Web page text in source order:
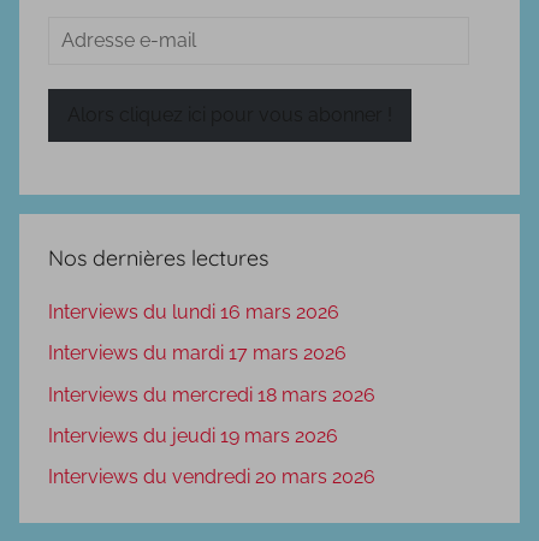
Adresse
Nos dernières lectures
Interviews du lundi 16 mars 2026
Interviews du mardi 17 mars 2026
Interviews du mercredi 18 mars 2026
Interviews du jeudi 19 mars 2026
Interviews du vendredi 20 mars 2026